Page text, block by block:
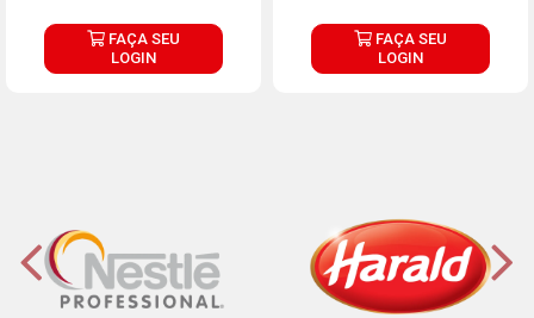
FAÇA SEU
LOGIN
FAÇA SEU
LOGIN